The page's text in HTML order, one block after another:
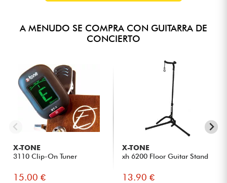
A MENUDO SE COMPRA CON GUITARRA DE
CONCIERTO
X-TONE
3110 Clip-On Tuner
15.00 €
X-TONE
xh 6200 Floor Guitar Stand
13.90 €